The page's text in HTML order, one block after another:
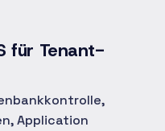
für Tenant-
Application